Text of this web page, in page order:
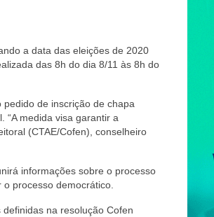
a data das eleições de 2020
das 8h do dia 8/11 às 8h do
de inscrição de chapa
“A medida visa garantir a
(CTAE/Cofen), conselheiro
informações sobre o processo
processo democrático.
na resolução Cofen